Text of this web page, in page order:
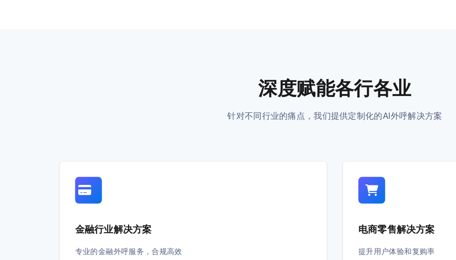
深度赋能各行各业
针对不同行业的痛点，我们提供定制化的AI外呼解决方案
金融行业解决方案
专业的金融外呼服务，合规高效
电商零售解决方案
提升用户体验和复购率